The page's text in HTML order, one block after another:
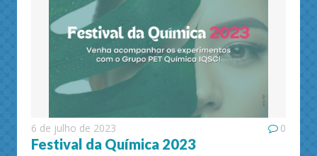
6 de julho de 2023 0
Festival da Química 2023